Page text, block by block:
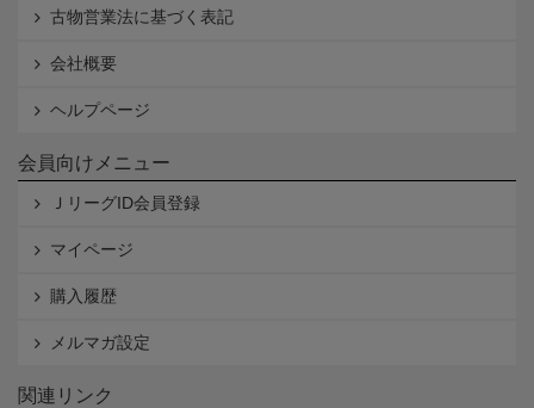
古物営業法に基づく表記
会社概要
ヘルプページ
会員向けメニュー
ＪリーグID会員登録
マイページ
購入履歴
メルマガ設定
関連リンク